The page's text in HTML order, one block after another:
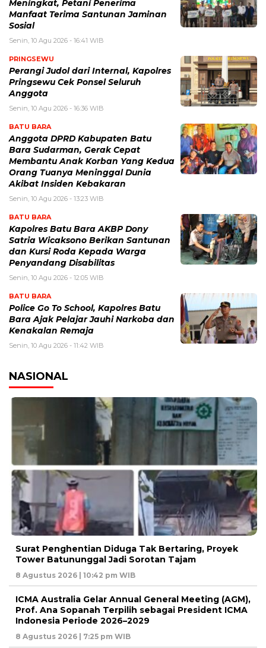
Meningkat, Petani Penerima
Manfaat Terima Santunan Jaminan
Sosial
Senin, 10 Agu 2026 - 16:41 WIB
PRINGSEWU
Perangi Judol dari Internal, Kapolres
Pringsewu Cek Ponsel Seluruh
Anggota
Senin, 10 Agu 2026 - 16:36 WIB
BATU BARA
Anggota DPRD Kabupaten Batu
Bara Sudarman, Gerak Cepat
Membantu Anak Korban Yang Kedua
Orang Tuanya Meninggal Dunia
Akibat Insiden Kebakaran
Senin, 10 Agu 2026 - 13:23 WIB
BATU BARA
Kapolres Batu Bara AKBP Dony
Satria Wicaksono Berikan Santunan
dan Kursi Roda Kepada Warga
Penyandang Disabilitas
Senin, 10 Agu 2026 - 12:05 WIB
BATU BARA
Police Go To School, Kapolres Batu
Bara Ajak Pelajar Jauhi Narkoba dan
Kenakalan Remaja
Senin, 10 Agu 2026 - 11:42 WIB
NASIONAL
Surat Penghentian Diduga Tak Bertaring, Proyek
Tower Batununggal Jadi Sorotan Tajam
8 Agustus 2026 | 10:42 pm WIB
ICMA Australia Gelar Annual General Meeting (AGM),
Prof. Ana Sopanah Terpilih sebagai President ICMA
Indonesia Periode 2026–2029
8 Agustus 2026 | 7:25 pm WIB